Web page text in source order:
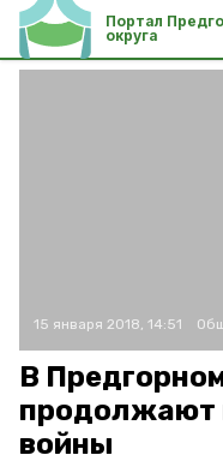
Портал
округа
15 января 2018, 14:51
В
продолжают
войны